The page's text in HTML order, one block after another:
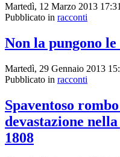
Martedì, 12 Marzo 2013 17:31
Pubblicato in racconti
Non la pungono le
Martedì, 29 Gennaio 2013
Pubblicato in racconti
Spaventoso
devastazione
1808